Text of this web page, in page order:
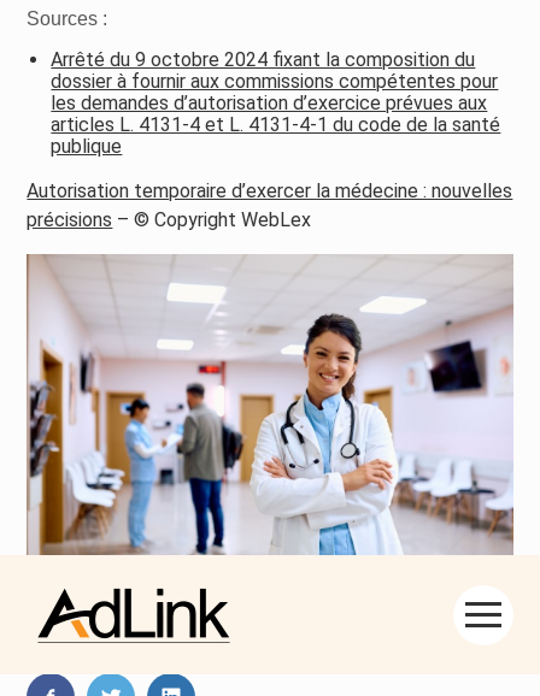
Aller
au
Sources :
Arrêté du 9 octobre 2024 fixant la composition du
dossier à fournir aux commissions compétentes pour
les demandes d’autorisation d’exercice prévues aux
articles L. 4131-4 et L. 4131-4-1 du code de la santé
publique
Autorisation temporaire d’exercer la médecine : nouvelles
précisions – © Copyright WebLex
Partager :